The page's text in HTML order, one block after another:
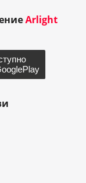
Arlight